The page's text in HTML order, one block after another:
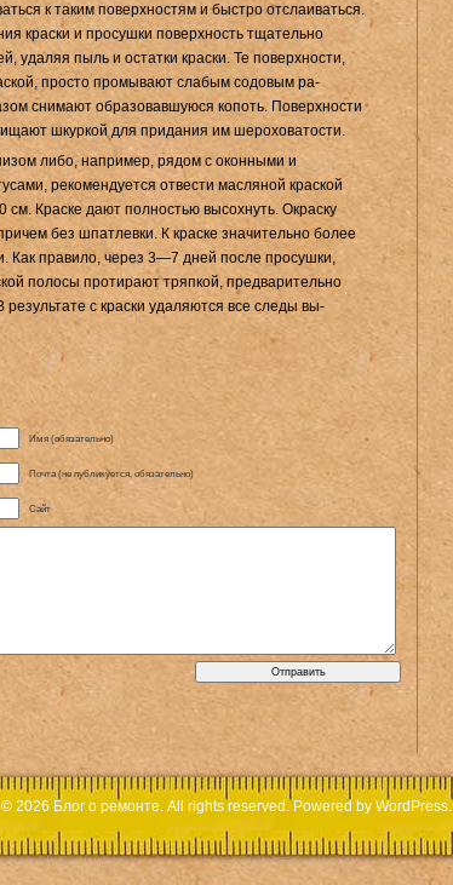
к таким поверхностям и быстро отслаиваться.
краски и просушки поверхность тща­тельно
удаляя пыль и остатки краски. Те поверхности,
просто промывают слабым содовым ра­
снимают образовавшу­юся копоть. Поверхности
шкуркой для придания им шероховатости.
либо, например, рядом с оконными и
рекомендуется отвести масляной краской
Краске дают полностью вы­сохнуть. Окраску
без шпатлевки. К краске значительно более
Как правило, через 3—7 дней после про­сушки,
полосы проти­рают тряпкой, предварительно
результате с краски удаляются все следы вы­
Имя (обязательно)
Почта (не публикуется, обязательно)
Сайт
2026 Блог о ремонте. All rights reserved. Powered by WordPress.